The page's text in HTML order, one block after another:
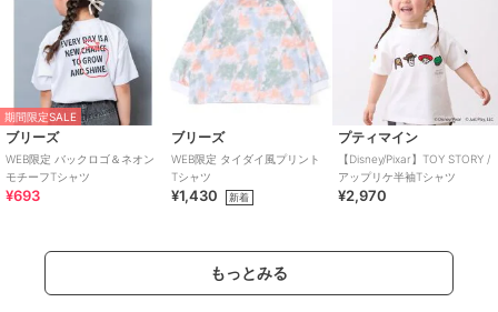
期間限定SALE
ブリーズ
WEB限定 バックロゴ＆ネオン
モチーフTシャツ
¥693
ブリーズ
WEB限定 タイダイ風プリント
Tシャツ
¥1,430 新着
プティマイン
【Disney/Pixar】TOY STORY /
アップリケ半袖Tシャツ
¥2,970
もっとみる